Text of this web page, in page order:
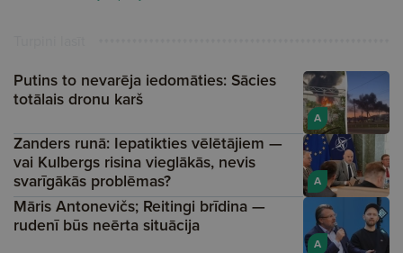
A
Putins to nevarēja iedomāties: Sācies
totālais dronu karš
A
Zanders runā: Iepatikties vēlētājiem —
vai Kulbergs risina vieglākās, nevis
svarīgākās problēmas?
A
Māris Antonevičs; Reitingi brīdina —
rudenī būs neērta situācija